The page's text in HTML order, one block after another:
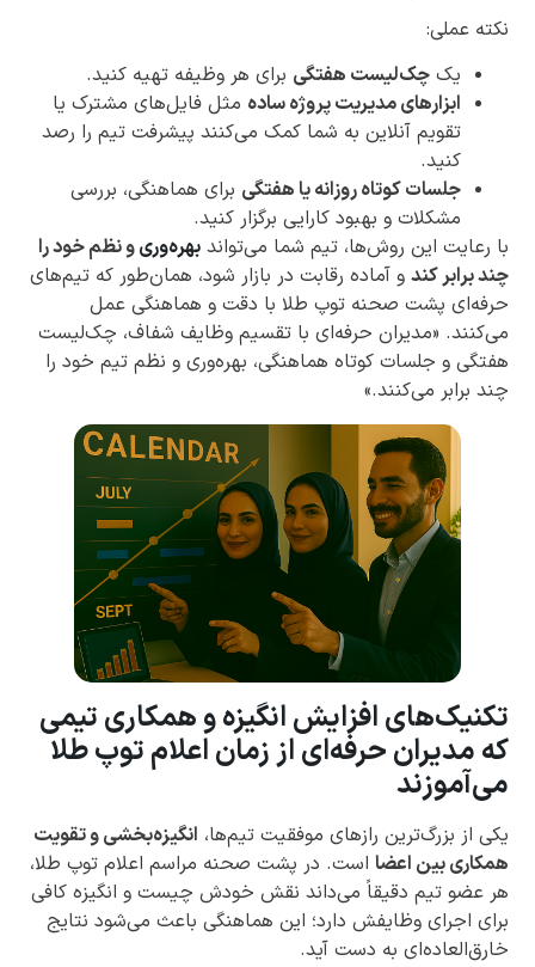
نکته عملی:
یک چک‌لیست هفتگی برای هر وظیفه تهیه کنید.
ابزارهای مدیریت پروژه ساده مثل فایل‌های مشترک یا
تقویم آنلاین به شما کمک می‌کنند پیشرفت تیم را رصد
کنید.
جلسات کوتاه روزانه یا هفتگی برای هماهنگی، بررسی
مشکلات و بهبود کارایی برگزار کنید.
با رعایت این روش‌ها، تیم شما می‌تواند بهره‌وریو نظم خود را
چند برابر کند و آماده رقابت در بازار شود، همان‌طور که تیم‌های
حرفه‌ای پشت صحنه توپ طلا با دقت و هماهنگی عمل
می‌کنند. «مدیران حرفه‌ای با تقسیم وظایف شفاف، چک‌لیست
هفتگی و جلسات کوتاه هماهنگی، بهره‌وری و نظم تیم خود را
چند برابر می‌کنند.»
تکنیک‌های افزایش انگیزه و همکاری تیمی
که مدیران حرفه‌ای از زمان اعلام توپ طلا
می‌آموزند
یکی از بزرگ‌ترین رازهای موفقیت تیم‌ها، انگیزه‌بخشی و تقویت
همکاری بین اعضا است. در پشت صحنه مراسم اعلام توپ طلا،
هر عضو تیم دقیقاً می‌داند نقش خودش چیست و انگیزه کافی
برای اجرای وظایفش دارد؛ این هماهنگی باعث می‌شود نتایج
خارق‌العاده‌ای به دست آید.